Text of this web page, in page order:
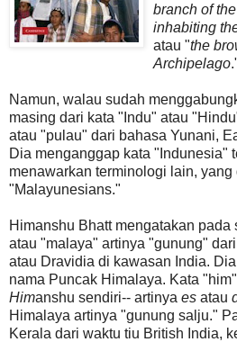
branch of
inhabiting
atau "the
Archipelago
Namun, walau sudah
masing dari kata "Indu" atau
atau "pulau" dari bahasa Yunani,
Dia menganggap kata "Indunesia"
menawarkan terminologi lain,
"Malayunesians."
Himanshu Bhatt mengatakan
atau "malaya" artinya "gunung"
atau Dravidia di kawasan India.
nama Puncak Himalaya. Kata
Himanshu sendiri-- artinya es atau
Himalaya artinya "gunung salju."
Kerala dari waktu tiu British India,